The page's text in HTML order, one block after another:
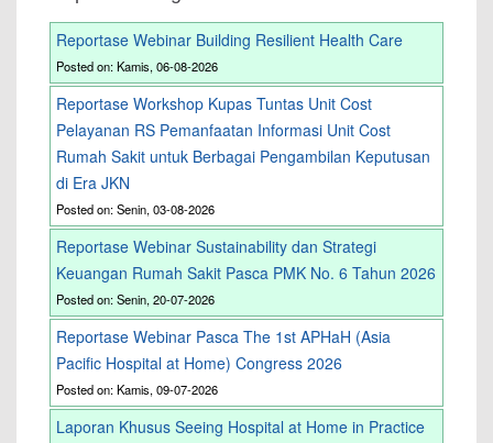
Reportase Webinar Building Resilient Health Care
Posted on: Kamis, 06-08-2026
Reportase Workshop Kupas Tuntas Unit Cost
Pelayanan RS Pemanfaatan Informasi Unit Cost
Rumah Sakit untuk Berbagai Pengambilan Keputusan
di Era JKN
Posted on: Senin, 03-08-2026
Reportase Webinar Sustainability dan Strategi
Keuangan Rumah Sakit Pasca PMK No. 6 Tahun 2026
Posted on: Senin, 20-07-2026
Reportase Webinar Pasca The 1st APHaH (Asia
Pacific Hospital at Home) Congress 2026
Posted on: Kamis, 09-07-2026
Laporan Khusus Seeing Hospital at Home in Practice